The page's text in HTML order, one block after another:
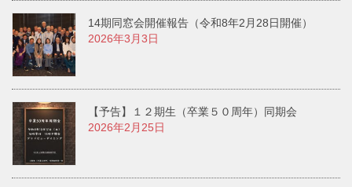
14期同窓会開催報告（令和8年2月28日開催）
2026年3月3日
【予告】１２期生（卒業５０周年）同期会
2026年2月25日